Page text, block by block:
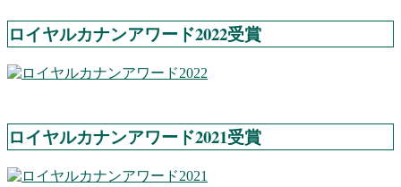
ロイヤルカナンアワード2022受賞
ロイヤルカナンアワード2021受賞